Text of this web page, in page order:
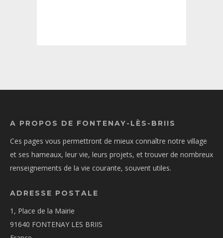
A PROPOS DE FONTENAY-LÈS-BRIIS
Ces pages vous permettront de mieux connaître notre village
et ses hameaux, leur vie, leurs projets, et trouver de nombreux
renseignements de la vie courante, souvent utiles.
ADRESSE POSTALE
1, Place de la Mairie
91640 FONTENAY LES BRIIS